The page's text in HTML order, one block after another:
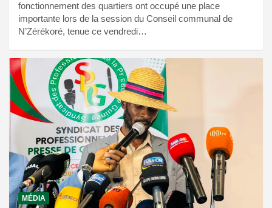
fonctionnement des quartiers ont occupé une place
importante lors de la session du Conseil communal de
N’Zérékoré, tenue ce vendredi…
MÉDIA